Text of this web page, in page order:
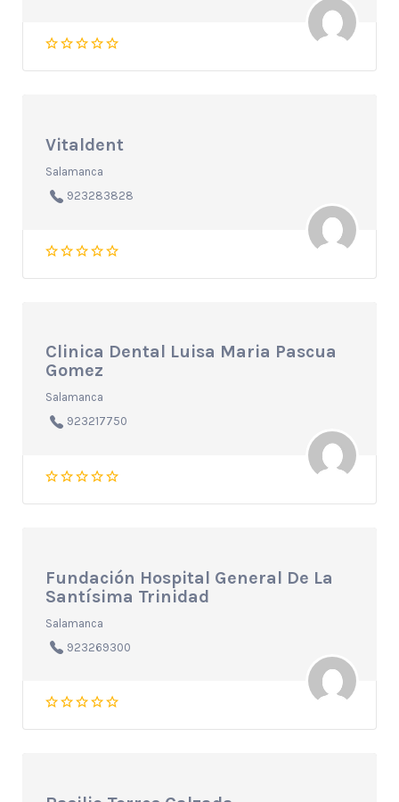
Vitaldent
Salamanca
923283828
Clinica Dental Luisa Maria Pascua
Gomez
Salamanca
923217750
Fundación Hospital General De La
Santísima Trinidad
Salamanca
923269300